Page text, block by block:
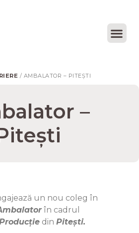
/ AMBALATOR – PITEȘTI
–
un nou coleg în
în cadrul
din Pitești.